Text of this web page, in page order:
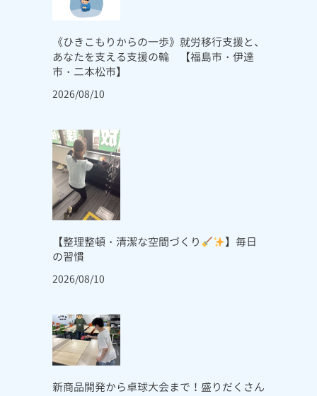
《ひきこもりからの一歩》就労移行支援と、
あなたを支える支援の輪 【福島市・伊達
市・二本松市】
2026/08/10
【整理整頓・清潔な空間づくり
】毎日
の習慣
2026/08/10
新商品開発から卓球大会まで！盛りだくさん